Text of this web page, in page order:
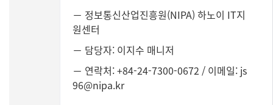
－ 정보통신산업진흥원(NIPA) 하노이 IT지
원센터
－ 담당자: 이지수 매니저
－ 연락처: +84-24-7300-0672 / 이메일: js
96@nipa.kr